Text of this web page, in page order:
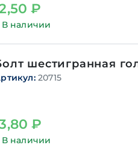
₽
В наличии
шестигранная
20715
₽
В наличии